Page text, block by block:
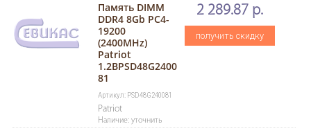
Память DIMM
DDR4 8Gb PC4-
19200
(2400MHz)
Patriot
1.2ВPSD48G2400
81
Артикул: PSD48G240081
Patriot
Наличие: уточнить
2 289.87 р.
получить скидку